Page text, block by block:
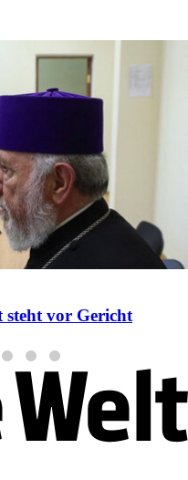
steht vor Gericht